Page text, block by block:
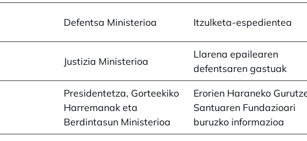
opens in a new tabDefentsa Ministerioa Itzulketa-espedientea
opens in a new tabJustizia Ministerioa
Llarena epailearen
defentsaren gastuak
opens in a new tab
Presidentetza, Gorteekiko
Harremanak eta
Berdintasun Ministerioa
Erorien Haraneko
Santuaren Fundazioari
buruzko informazioa